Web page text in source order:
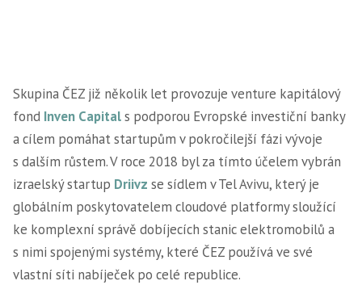
Skupina ČEZ již několik let provozuje venture kapitálový
fond Inven Capitals podporou Evropské investiční banky
a cílem pomáhat startupům v pokročilejší fázi vývoje
s dalším růstem. V roce 2018 byl za tímto účelem vybrán
izraelský startup Driivz se sídlem v Tel Avivu, který je
globálním poskytovatelem cloudové platformy sloužící
ke komplexní správě dobíjecích stanic elektromobilů a
s nimi spojenými systémy, které ČEZ používá ve své
vlastní síti nabíječek po celé republice.